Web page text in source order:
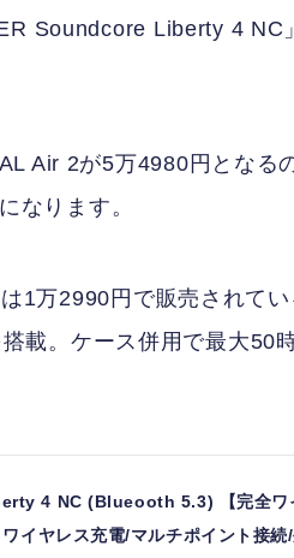
Soundcore Liberty 4 NC
Air 2が5万4980円となる
なります。
1万2990円で販売されて
載。ケース併用で最大50
4 NC (Blueooth 5.3) 【完全ワ
イヤレス充電/マルチポイント接